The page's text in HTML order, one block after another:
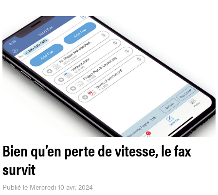
Bien qu’en perte de vitesse, le fax
survit
Publié le Mercredi 10 avr. 2024